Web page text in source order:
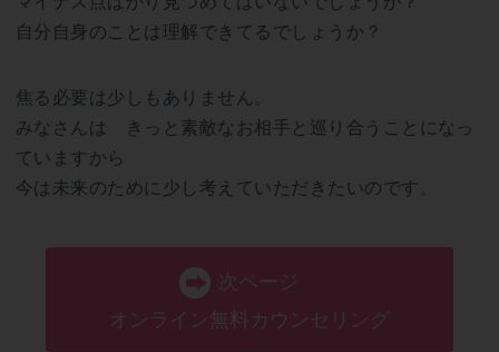
自分自身のことは理解できてるでしょうか？
焦る必要は少しもありません。
みなさんは きっと素敵なお相手と巡り合うことになっ
ていますから
今は未来のために少し考えていただきたいのです。
次ページ
オンライン無料カウンセリング